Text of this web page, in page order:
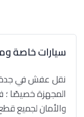
سيارات خاصة
نقل عفش في جدة
المجهزة خصيصًا
والأمان لجميع